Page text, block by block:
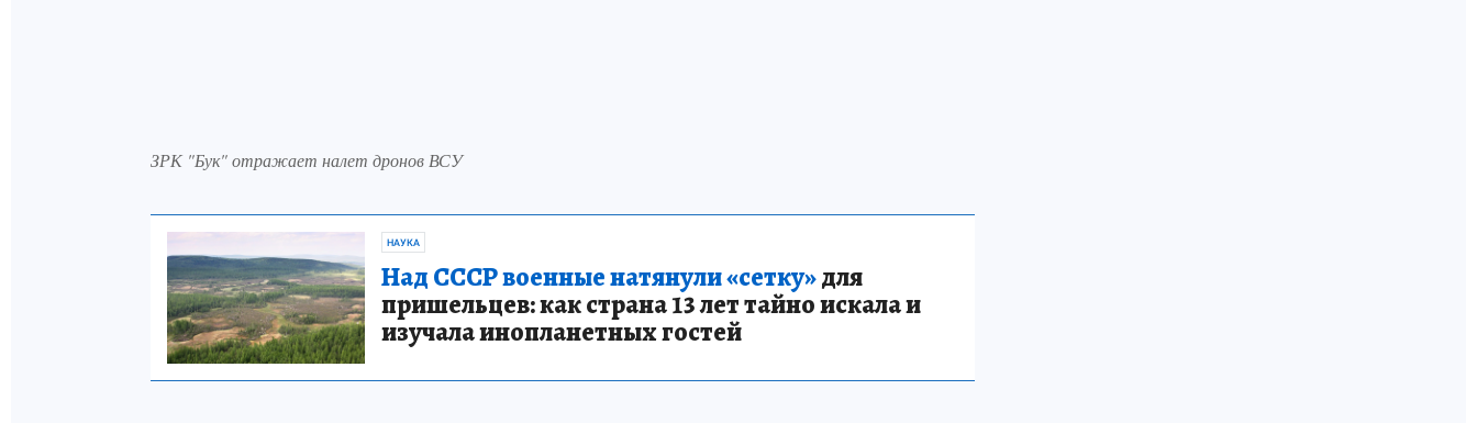
ЗРК "Бук" отражает налет дронов ВСУ
НАУКА
Над СССР военные натянули «сетку»для
пришельцев: как страна 13 лет тайно искала и
изучала инопланетных гостей